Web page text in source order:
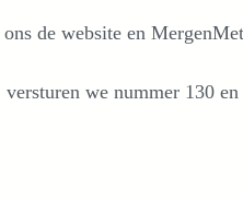
de website en
we nummer 130